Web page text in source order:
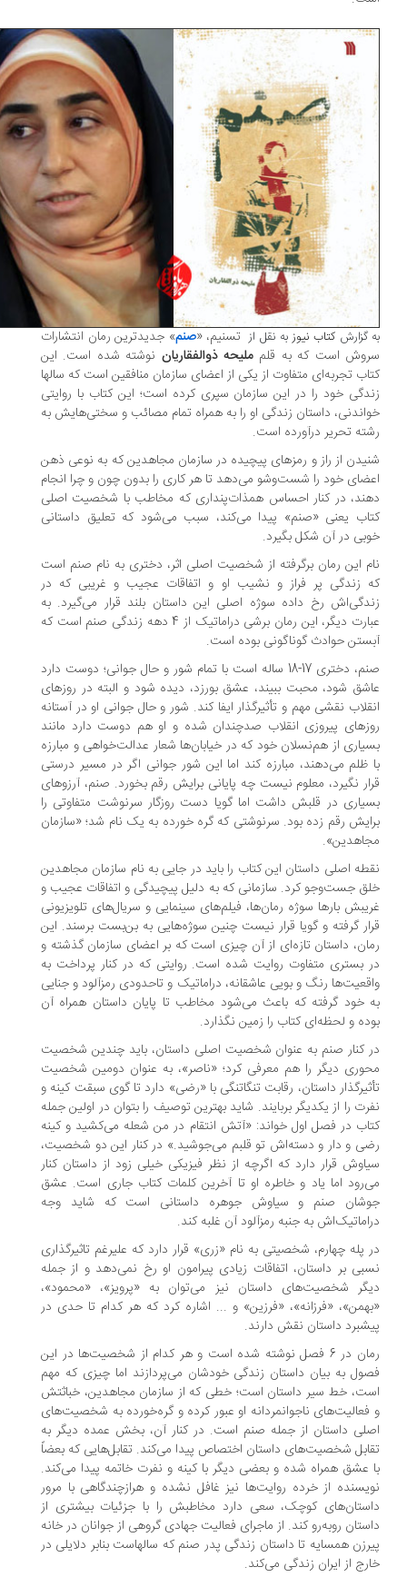
گزارش کتاب نیوز به نقل از تسنیم، «صنم» جدیدترین رمان انتشارات
است که به قلمملیحه ذوالفقاریاننوشته شده است. این
تجربه‌ای متفاوت از یکی از اعضای سازمان منافقین است که سالها
خود را در این سازمان سپری کرده است؛ این کتاب با روایتی
داستان زندگی او را به همراه تمام مصائب و سختی‌هایش به
تحریر درآورده است.
از راز و رمز‌های پیچیده در سازمان مجاهدین که به نوعی ذهن
خود را شست‌وشو می‌دهد تا هر کاری را بدون چون و چرا انجام
در کنار احساس همذات‌پنداری که مخاطب با شخصیت اصلی
یعنی «صنم» پیدا می‌کند، سبب می‌شود که تعلیق داستانی
در آن شکل بگیرد.
این رمان برگرفته از شخصیت اصلی اثر، دختری به نام صنم است
زندگی پر فراز و نشیب او و اتفاقات عجیب و غریبی که در
رخ داده سوژه اصلی این داستان بلند قرار می‌گیرد. به
عبارت دیگر، این رمان برشی دراماتیک از 4 دهه زندگی صنم است که
حوادث گوناگونی بوده است.
صنم، دختری 17-18 ساله است با تمام شور و حال جوانی؛ دوست دارد
شود، محبت ببیند، عشق بورزد، دیده شود و البته در روزهای
نقشی مهم و تأثیرگذار ایفا کند. شور و حال جوانی او در آستانه
پیروزی انقلاب صدچندان شده و او هم دوست دارد مانند
از هم‌نسلان خود که در خیابان‌ها شعار عدالت‌خواهی و مبارزه
ظلم می‌دهند، مبارزه کند اما این شور جوانی اگر در مسیر درستی
نگیرد، معلوم نیست چه پایانی برایش رقم بخورد. صنم، آرزوهای
در قلبش داشت اما گویا دست روزگار سرنوشت متفاوتی را
رقم زده بود. سرنوشتی که گره خورده به یک نام شد؛ «سازمان
اصلی داستان این کتاب را باید در جایی به نام سازمان مجاهدین
جست‌وجو کرد. سازمانی که به دلیل پیچیدگی و اتفاقات عجیب و
بارها سوژه رمان‌ها، فیلم‌های سینمایی و سریال‌های تلویزیونی
گرفته و گویا قرار نیست چنین سوژه‌هایی به بن‌بست برسند. این
داستان تازه‌ای از آن چیزی است که بر اعضای سازمان گذشته و
بستری متفاوت روایت شده است. روایتی که در کنار پرداخت به
رنگ و بویی عاشقانه، دراماتیک و تاحدودی رمزآلود و جنایی
خود گرفته که باعث می‌شود مخاطب تا پایان داستان همراه آن
و لحظه‌ای کتاب را زمین نگذارد.
کنار صنم به عنوان شخصیت اصلی داستان، باید چندین شخصیت
دیگر را هم معرفی کرد؛ «ناصر»، به عنوان دومین شخصیت
داستان، رقابت تنگاتنگی با «رضی» دارد تا گوی سبقت کینه و
را از یکدیگر بربایند. شاید بهترین توصیف را بتوان در اولین جمله
در فصل اول خواند: «آتش انتقام در من شعله می‌کشید و کینه
و دار و دسته‌اش تو قلبم می‌جوشید.» در کنار این دو شخصیت،
قرار دارد که اگرچه از نظر فیزیکی خیلی زود از داستان کنار
اما یاد و خاطره او تا آخرین کلمات کتاب جاری است. عشق
صنم و سیاوش جوهره داستانی است که شاید وجه
به جنبه رمزآلود آن غلبه کند.
پله چهارم، شخصیتی به نام «زری» قرار دارد که علیرغم تاثیرگذاری
بر داستان، اتفاقات زیادی پیرامون او رخ نمی‌دهد و از جمله
شخصیت‌های داستان نیز می‌توان به «پرویز»، «محمود»،
«فرزانه»، «فرزین» و ... اشاره کرد که هر کدام تا حدی در
داستان نقش دارند.
رمان در 6 فصل نوشته شده است و هر کدام از شخصیت‌ها در این
به بیان داستان زندگی خودشان می‌پردازند اما چیزی که مهم
خط سیر داستان است؛ خطی که از سازمان مجاهدین، خباثتش
ناجوانمردانه او عبور کرده و گره‌خورده به شخصیت‌های
داستان از جمله صنم است. در کنار آن، بخش عمده دیگر به
شخصیت‌های داستان اختصاص پیدا می‌کند. تقابل‌هایی که بعضاً
عشق همراه شده و بعضی دیگر با کینه و نفرت خاتمه پیدا می‌کند.
از خرده روایت‌ها نیز غافل نشده و هرازچندگاهی با مرور
کوچک، سعی دارد مخاطبش را با جزئیات بیشتری از
روبه‌رو کند. از ماجرای فعالیت جهادی گروهی از جوانان در خانه
همسایه تا داستان زندگی پدر صنم که سالهاست بنابر دلایلی در
از ایران زندگی می‌کند.